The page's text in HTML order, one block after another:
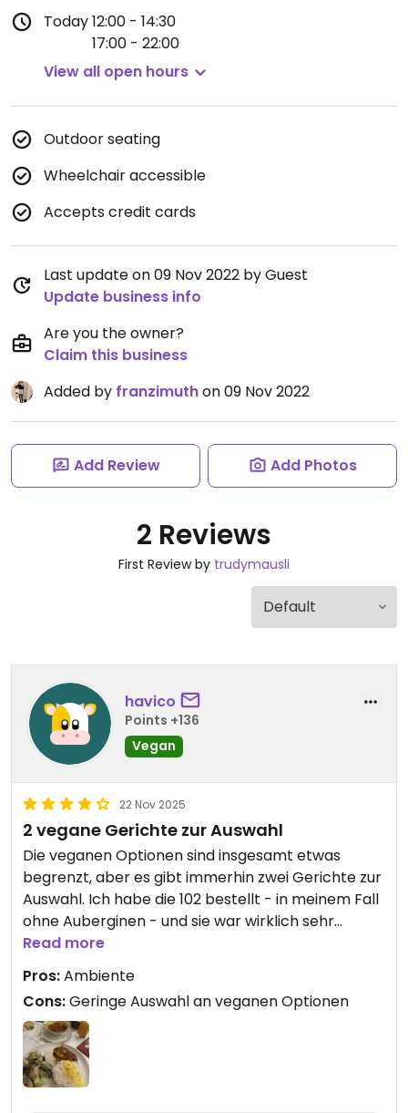
Today12:00 - 14:30
17:00 - 22:00
View all open hours
Outdoor seating
Wheelchair accessible
Accepts credit cards
Last update on 09 Nov 2022 by Guest
Update business info
Are you the owner?
Claim this business
Added by franzimuthon 09 Nov 2022
Add Review Add Photos
2 Reviews
First Review by trudymausli
havico
Points +136
Vegan
22 Nov 2025
2 vegane Gerichte zur Auswahl
Die veganen Optionen sind insgesamt etwas
begrenzt, aber es gibt immerhin zwei Gerichte zur
Auswahl. Ich habe die 102 bestellt - in meinem Fall
ohne Auberginen - und sie war wirklich sehr
lecker.
Der Laden ist von innen wirklich sehr schön
gestaltet, und die Mitarbeitenden sind
ausgesprochen freundlich. Zusätzlich gibt es einen
Außenbereich, der besonders angenehm ist, wenn
das Wetter passt. Kartenzahlung ist allerdings erst
ab 20 Euro möglich.
Read more
Pros:Ambiente
Cons:Geringe Auswahl an veganen Optionen